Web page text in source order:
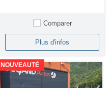
Comparer
Plus d'infos
NOUVEAUTÉ